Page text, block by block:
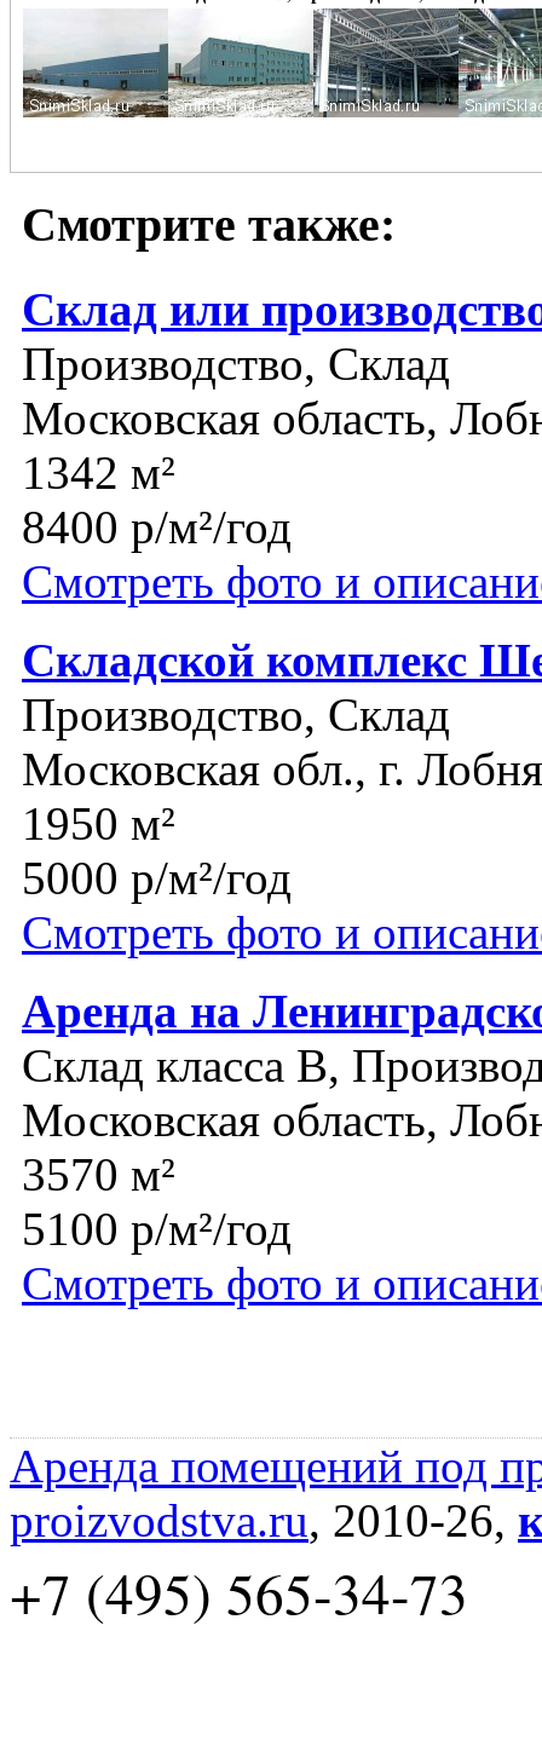
Смотрите также:
Склад или
Производство, Склад
Московская область,
1342 м²
8400 р/м²/год
Смотреть фото и
Складской комплекс
Производство, Склад
Московская обл., г. Лобня
1950 м²
5000 р/м²/год
Смотреть фото и
Аренда на
Склад класса B,
Московская область,
3570 м²
5100 р/м²/год
Смотреть фото и
Аренда помещений под
proizvodstva.ru, 2010-26,
+7 (495) 565-34-73